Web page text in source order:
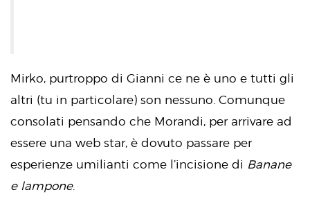
Mirko, purtroppo di Gianni ce ne è uno e tutti gli
altri (tu in particolare) son nessuno. Comunque
consolati pensando che Morandi, per arrivare ad
essere una web star, è dovuto passare per
esperienze umilianti come l’incisione di Banane
e lampone.